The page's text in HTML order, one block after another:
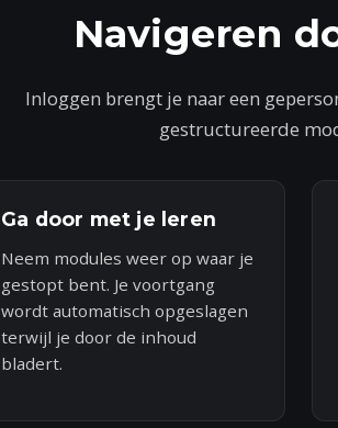
Navigeren
Inloggen brengt je naar een
gestructureerde
Ga door met je leren
Neem modules weer op waar je
gestopt bent. Je voortgang
wordt automatisch opgeslagen
terwijl je door de inhoud
bladert.